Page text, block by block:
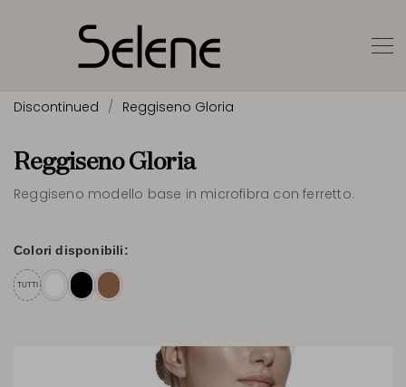
Discontinued Reggiseno Gloria
Reggiseno Gloria
Reggiseno modello base in microfibra con ferretto.
Colori disponibili:
TUTTI